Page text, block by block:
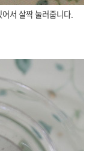
서 살짝 눌러줍니다.